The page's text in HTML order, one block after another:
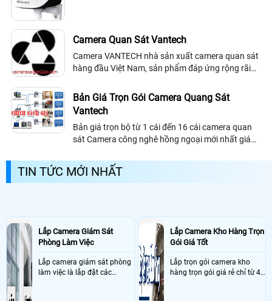
Camera Quan Sát Vantech
Camera VANTECH nhà sản xuất camera quan sát
hàng đầu Việt Nam, sản phẩm đáp ứng rộng rãi
trên các nước khu vực Châu á. Mang lại...
Bản Giá Trọn Gói Camera Quang Sát
Vantech
Bản giá trọn bộ từ 1 cái đến 16 cái camera quan
sát Camera công nghê hồng ngoại mới nhất giám
HD công nghệ mới nhất.
TIN TỨC MỚI NHẤT
Lắp Camera Giám Sát
Phòng Làm Việc
Lắp camera giám sát phòng
làm việc là lắp đặt các
Lắp Camera Kho Hàng Trọn
Gói Giá Tốt
Lắp trọn gói camera kho
hàng trọn gói giá rẻ chỉ từ 4